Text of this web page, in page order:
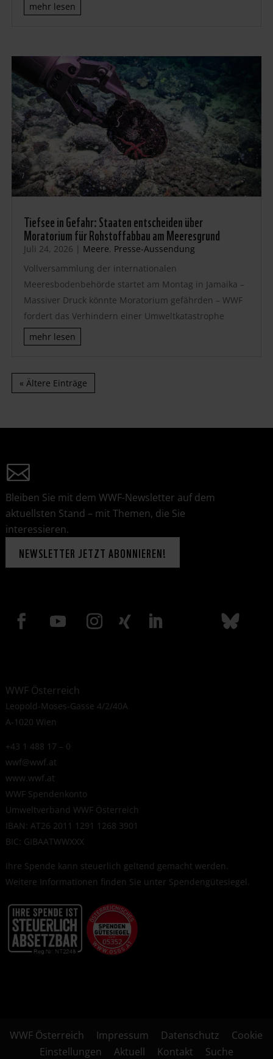
mehr lesen
Tiefsee in Gefahr: Staaten entscheiden über
Moratorium für Rohstoffabbau am Meeresgrund
Juli 24, 2026 | Meere, Presse-Aussendung
Vollversammlung der internationalen
Meeresbodenbehörde startet am Montag in Jamaika –
Massiver Druck könnte Moratorium gefährden – WWF
fordert das Verhindern einer Umweltkatastrophe
mehr lesen
« Ältere Einträge
Bleiben Sie mit dem WWF-Newsletter auf dem
aktuellsten Stand – mit Themen, die Sie
interessieren.
NEWSLETTER JETZT ABONNIEREN!
WWF Österreich
Leopold-Moses-Gasse 4/2/40A
A-1020 Wien
+43 1 488 17 – 0
wwf@wwf.at
www.wwf.at
WWF Spendenkonto
Umweltverband WWF Österreich
IBAN: AT26 2011 1291 1268 3901
BIC: GIBAATWWXXX
Ihre Spende kann steuerlich geltend gemacht werden.
Weitere Informationen finden Sie unter Spendengütesiegel.
WWF Österreich Impressum Datenschutz
Cookie
Einstellungen
Aktuell Kontakt Suche